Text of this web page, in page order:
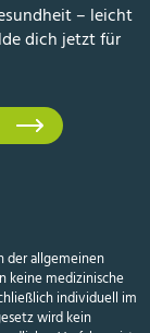
– leicht
dich jetzt für
der allgemeinen
keine medizinische
individuell im
wird kein